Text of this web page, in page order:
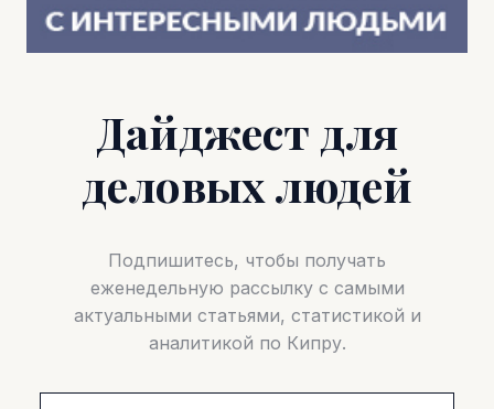
Дайджест для
деловых людей
Подпишитесь, чтобы получать
еженедельную рассылку с самыми
актуальными статьями, статистикой и
аналитикой по Кипру.